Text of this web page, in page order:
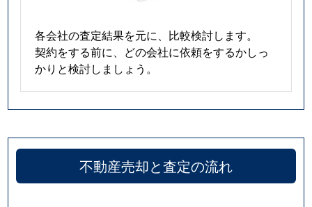
各会社の査定結果を元に、比較検討します。
契約をする前に、どの会社に依頼をするかしっ
かりと検討しましょう。
不動産売却と査定の流れ